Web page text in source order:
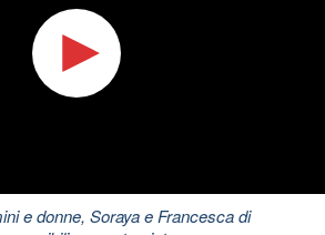
e donne, Soraya e Francesca di